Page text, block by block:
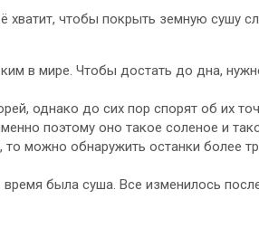
хватит, чтобы покрыть земную сушу
в мире. Чтобы достать до дна,
однако до сих пор спорят об их
поэтому оно такое соленое и
то можно обнаружить останки более
была суша. Все изменилось